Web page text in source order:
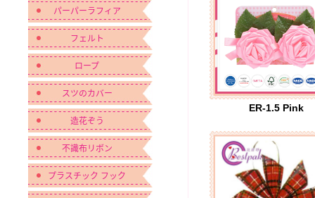
パーパーラフィア
フェルト
ロープ
スツのカバー
造花ぞう
不識布リボン
プラスチック フック
ER-1.5 Pink